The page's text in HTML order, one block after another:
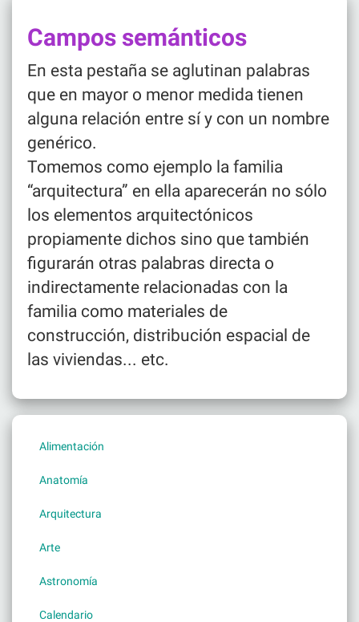
Campos semánticos
En esta pestaña se aglutinan palabras
que en mayor o menor medida tienen
alguna relación entre sí y con un nombre
genérico.
Tomemos como ejemplo la familia
“arquitectura” en ella aparecerán no sólo
los elementos arquitectónicos
propiamente dichos sino que también
figurarán otras palabras directa o
indirectamente relacionadas con la
familia como materiales de
construcción, distribución espacial de
las viviendas... etc.
Alimentación
Anatomía
Arquitectura
Arte
Astronomía
Calendario